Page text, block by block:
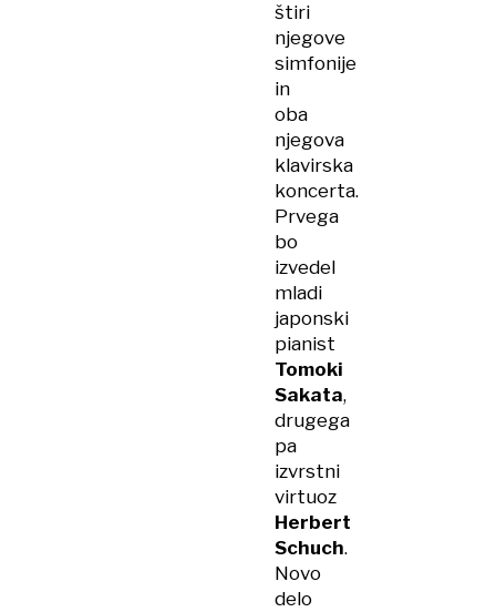
štiri
njegove
simfonije
in
oba
njegova
klavirska
koncerta.
Prvega
bo
izvedel
mladi
japonski
pianist
Tomoki
Sakata,
drugega
pa
izvrstni
virtuoz
Herbert
Schuch.
Novo
delo